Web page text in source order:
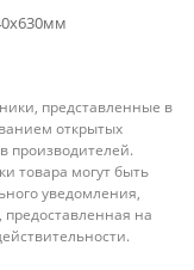
представленные в
открытых
производителей.
товара могут быть
уведомления,
на